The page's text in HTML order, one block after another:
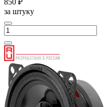
за штуку